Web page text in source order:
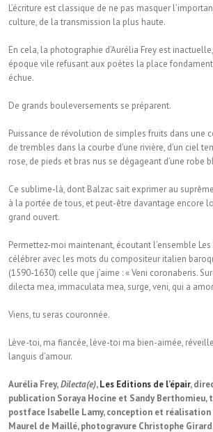
L’écriture est classique de ne pas masquer
culture, de la transmission la plus haute.
En cela, la photographie d’Aurélia Frey est
époque vile refusant aux poètes la place
échue.
De grands bouleversements se préparent.
Puissance de révolution de simples fruits dans une
de trembles dans la courbe d’une rivière, d’un ciel
rose, de pieds et bras nus se dégageant d’une robe
Ce sublime-là, dont Balzac sait exprimer au
à la portée de tous, et peut-être davantage encore
grand ouvert.
Permettez-moi maintenant, écoutant l’ensemble
célébrer avec les mots du compositeur italien
(1590-1630) celle que j’aime : « Veni coronaberis.
dilecta mea, immaculata mea, surge, veni, qui a
Viens, tu seras couronnée.
Lève-toi, ma fiancée, lève-toi ma bien-aimée,
languis d’amour.
Aurélia Frey,Dilecta(e),Les Editions de l’épair,
publication Soraya Hocine et Sandy Berthomieu,
postface Isabelle Lamy, conception et réalisation
Maurel de Maillé, photogravure Christophe